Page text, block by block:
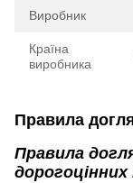
Виробник
Країна
виробника
Правила
Правила